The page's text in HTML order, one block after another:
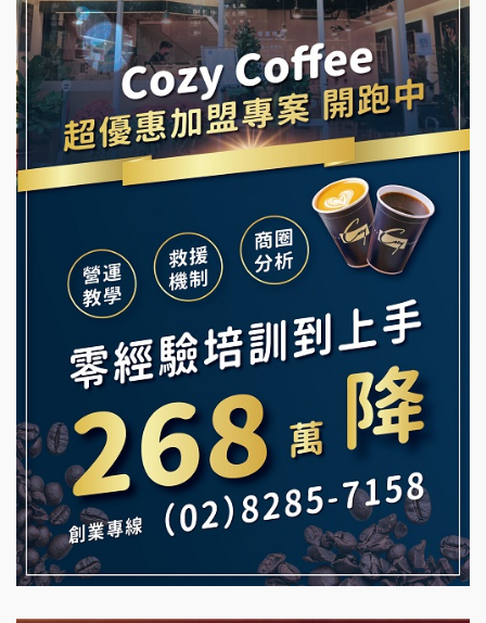
霏等茶加盟說明會
早安山丘加盟說明會
冰封仙果加盟說明會
Ramble Café 漫步藍咖啡加盟說明會
微風亭鐵板燒加盟說明會
鮮茶道加盟說明會
【曉妍美妝】誠徵行政櫃檯
自助洗衣店誠徵代洗收送人員(台中市)
MUSHEN徵SPA美容芳療師
日十。早午食加盟說明會
拾鑶火鍋加盟說明會
龍涎居好湯加盟說明會
舒油頭加盟說明會
韓金量加盟說明會
Mr.Wish加盟說明會
白鬍泡泡 BOHO POPO加盟說明會
雞咕雞咕加盟說明會
TEA TOP加盟說明會
珍好味臭臭鍋加盟說明會
藍象廷泰式火鍋加盟說明會